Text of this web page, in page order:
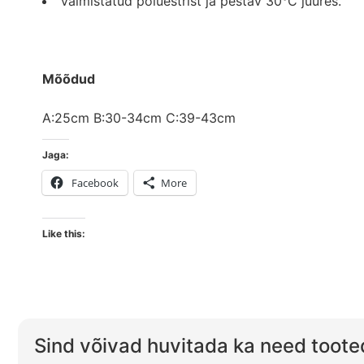
Mõõdud
A:25cm B:30-34cm C:39-43cm
Jaga:
Facebook More
Like this:
Sind võivad huvitada ka need